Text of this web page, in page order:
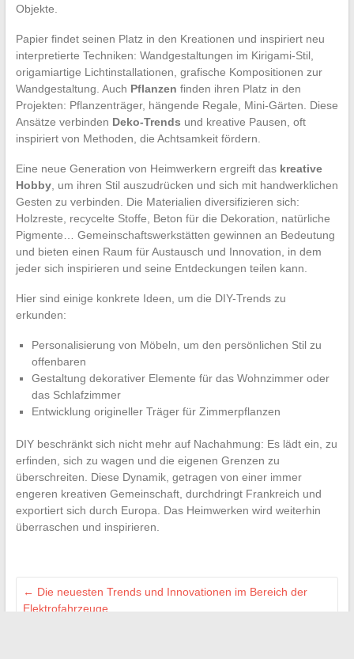
Objekte.
Papier findet seinen Platz in den Kreationen und inspiriert neu
interpretierte Techniken: Wandgestaltungen im Kirigami-Stil,
origamiartige Lichtinstallationen, grafische Kompositionen zur
Wandgestaltung. Auch Pflanzen finden ihren Platz in den
Projekten: Pflanzenträger, hängende Regale, Mini-Gärten. Diese
Ansätze verbinden Deko-Trends und kreative Pausen, oft
inspiriert von Methoden, die Achtsamkeit fördern.
Eine neue Generation von Heimwerkern ergreift das kreative
Hobby, um ihren Stil auszudrücken und sich mit handwerklichen
Gesten zu verbinden. Die Materialien diversifizieren sich:
Holzreste, recycelte Stoffe, Beton für die Dekoration, natürliche
Pigmente… Gemeinschaftswerkstätten gewinnen an Bedeutung
und bieten einen Raum für Austausch und Innovation, in dem
jeder sich inspirieren und seine Entdeckungen teilen kann.
Hier sind einige konkrete Ideen, um die DIY-Trends zu
erkunden:
Personalisierung von Möbeln, um den persönlichen Stil zu
offenbaren
Gestaltung dekorativer Elemente für das Wohnzimmer oder
das Schlafzimmer
Entwicklung origineller Träger für Zimmerpflanzen
DIY beschränkt sich nicht mehr auf Nachahmung: Es lädt ein, zu
erfinden, sich zu wagen und die eigenen Grenzen zu
überschreiten. Diese Dynamik, getragen von einer immer
engeren kreativen Gemeinschaft, durchdringt Frankreich und
exportiert sich durch Europa. Das Heimwerken wird weiterhin
überraschen und inspirieren.
← Die neuesten Trends und Innovationen im Bereich der
Elektrofahrzeuge